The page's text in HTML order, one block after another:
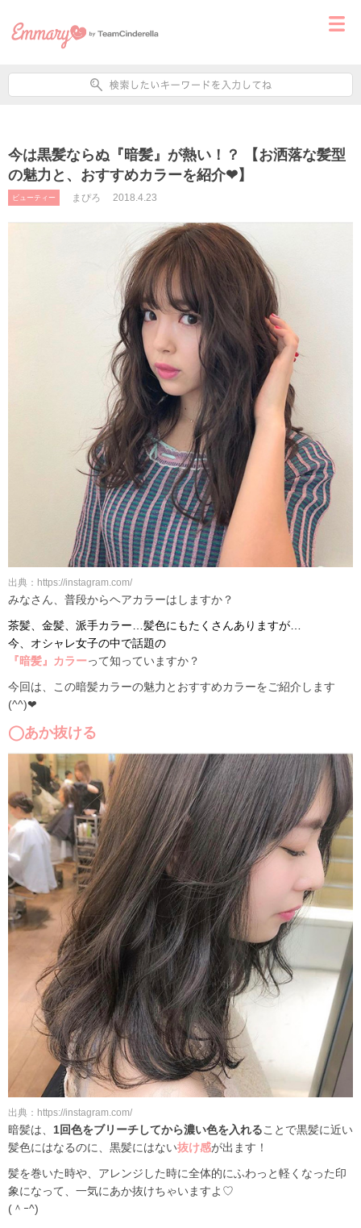
今は黒髪ならぬ『暗髪』が熱い！？ 【お洒落な髪型
の魅力と、おすすめカラーを紹介❤】
ビューティー まぴろ 2018.4.23
出典：https://instagram.com/
みなさん、普段からヘアカラーはしますか？
茶髪、金髪、派手カラー…髪色にもたくさんありますが…
今、オシャレ女子の中で話題の
『暗髪』カラーって知っていますか？
今回は、この暗髪カラーの魅力とおすすめカラーをご紹介します
(^^)❤
◯あか抜ける
出典：https://instagram.com/
暗髪は、 1回色をブリーチしてから濃い色を入れることで黒髪に近い
髪色にはなるのに、黒髪にはない抜け感が出ます！
髪を巻いた時や、アレンジした時に全体的にふわっと軽くなった印
象になって、一気にあか抜けちゃいますよ♡
(＾ｰ^)